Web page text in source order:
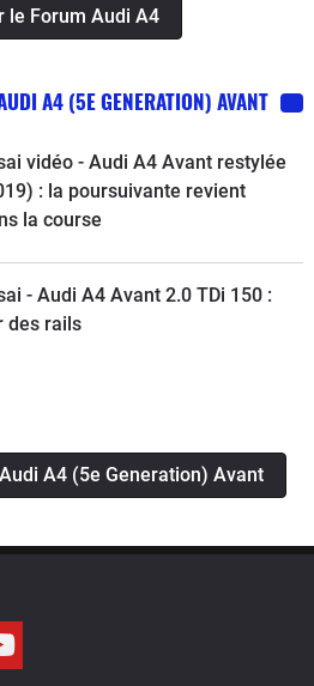
le Forum Audi A4
A4 (5E GENERATION) AVANT
vidéo - Audi A4 Avant restylée
: la poursuivante revient
la course
- Audi A4 Avant 2.0 TDi 150 :
des rails
A4 (5e Generation) Avant